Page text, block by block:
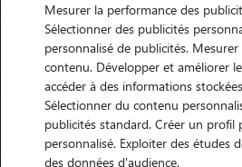
Animaute
Garde Chien
Garde Chat
Mesurer la performance des
Sélectionner des publicités
personnalisé de publicités.
contenu. Développer et améliorer
accéder à des informations
Sélectionner du contenu
publicités standard. Créer un profil
personnalisé. Exploiter des études
des données d'audience.